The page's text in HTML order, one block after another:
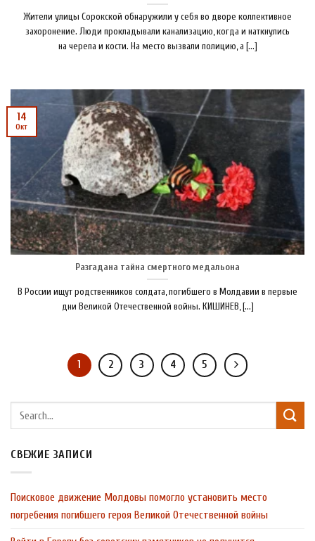
Жители улицы Сорокской обнаружили у себя во дворе коллективное
захоронение. Люди прокладывали канализацию, когда и наткнулись
на черепа и кости. На место вызвали полицию, а [...]
Разгадана тайна смертного медальона
В России ищут родственников солдата, погибшего в Молдавии в первые
дни Великой Отечественной войны. КИШИНЕВ, [...]
14
Окт
1 2 3 4 5
СВЕЖИЕ ЗАПИСИ
Поисковое движение Молдовы помогло установить место
погребения погибшего героя Великой Отечественной войны